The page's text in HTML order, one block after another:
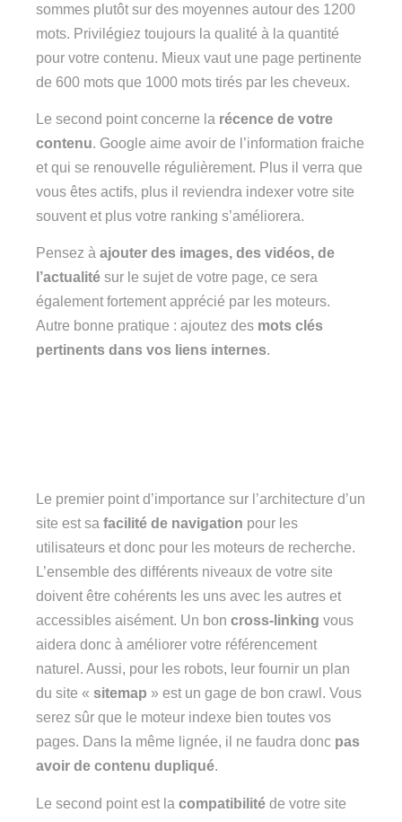
sommes plutôt sur des moyennes autour des 1200
mots. Privilégiez toujours la qualité à la quantité
pour votre contenu. Mieux vaut une page pertinente
de 600 mots que 1000 mots tirés par les cheveux.
Le second point concerne la récence de votre
contenu. Google aime avoir de l’information fraiche
et qui se renouvelle régulièrement. Plus il verra que
vous êtes actifs, plus il reviendra indexer votre site
souvent et plus votre ranking s’améliorera.
Pensez à ajouter des images, des vidéos, de
l’actualité sur le sujet de votre page, ce sera
également fortement apprécié par les moteurs.
Autre bonne pratique : ajoutez des mots clés
pertinents dans vos liens internes.
Le premier point d’importance sur l’architecture d’un
site est sa facilité de navigation pour les
utilisateurs et donc pour les moteurs de recherche.
L’ensemble des différents niveaux de votre site
doivent être cohérents les uns avec les autres et
accessibles aisément. Un bon cross-linking vous
aidera donc à améliorer votre référencement
naturel. Aussi, pour les robots, leur fournir un plan
du site « sitemap » est un gage de bon crawl. Vous
serez sûr que le moteur indexe bien toutes vos
pages. Dans la même lignée, il ne faudra donc pas
avoir de contenu dupliqué.
Le second point est la compatibilité de votre site